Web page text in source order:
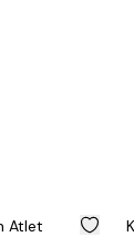
50
Atlet